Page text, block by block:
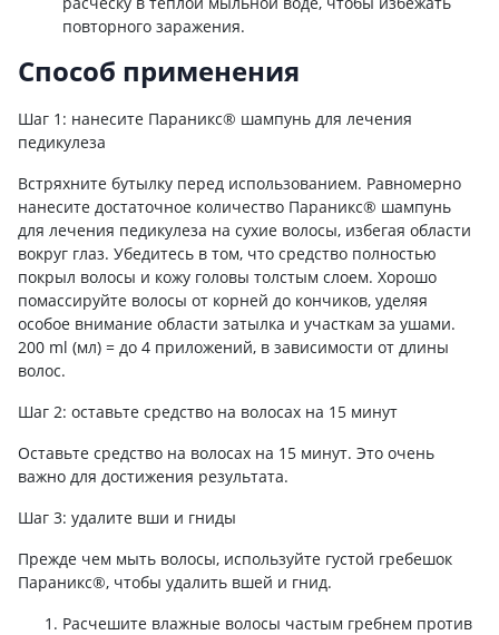
повторного заражения.
Способ применения
Шаг 1: нанесите Параникс® шампунь для лечения
педикулеза
Встряхните бутылку перед использованием. Равномерно
нанесите достаточное количество Параникс® шампунь
для лечения педикулеза на сухие волосы, избегая области
вокруг глаз. Убедитесь в том, что средство полностью
покрыл волосы и кожу головы толстым слоем. Хорошо
помассируйте волосы от корней до кончиков, уделяя
особое внимание области затылка и участкам за ушами.
200 ml (мл) = до 4 приложений, в зависимости от длины
волос.
Шаг 2: оставьте средство на волосах на 15 минут
Оставьте средство на волосах на 15 минут. Это очень
важно для достижения результата.
Шаг 3: удалите вши и гниды
Прежде чем мыть волосы, используйте густой гребешок
Параникс®, чтобы удалить вшей и гнид.
Расчешите влажные волосы частым гребнем против